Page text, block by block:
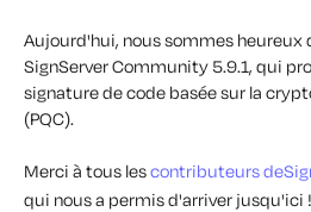
Aujourd'hui, nous sommes heureux
SignServer Community 5.9.1, qui
signature de code basée sur la
(PQC).
Merci à tous lescontributeurs
qui nous a permis d'arriver jusqu'ici